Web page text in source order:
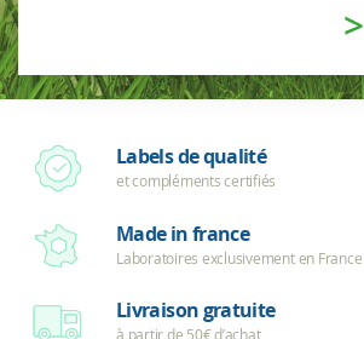
>
Labels de qualité
et compléments certifiés
Made in france
Laboratoires exclusivement en France
Livraison gratuite
à partir de 50€ d’achat